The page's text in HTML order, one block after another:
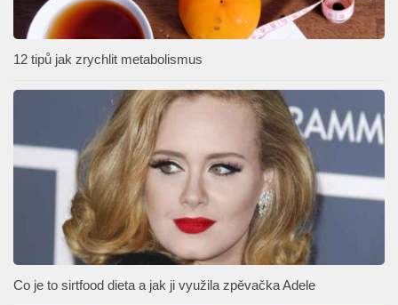
12 tipů jak zrychlit metabolismus
Co je to sirtfood dieta a jak ji využila zpěvačka Adele